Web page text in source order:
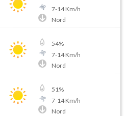
7-14Km/h
Nord
54%
7-14Km/h
Nord
51%
7-14Km/h
Nord